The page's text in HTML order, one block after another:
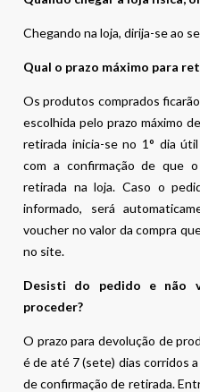
Chegando na loja, dirija-se ao
Qual o prazo máximo para
Os produtos comprados
escolhida pelo prazo máximo
retirada inicia-se no 1° dia
com a confirmação de que
retirada na loja. Caso o
informado, será
voucher no valor da compra
no site.
Desisti do pedido e não
proceder?
O prazo para devolução de
é de até 7 (sete) dias corridos
de confirmação de retirada.